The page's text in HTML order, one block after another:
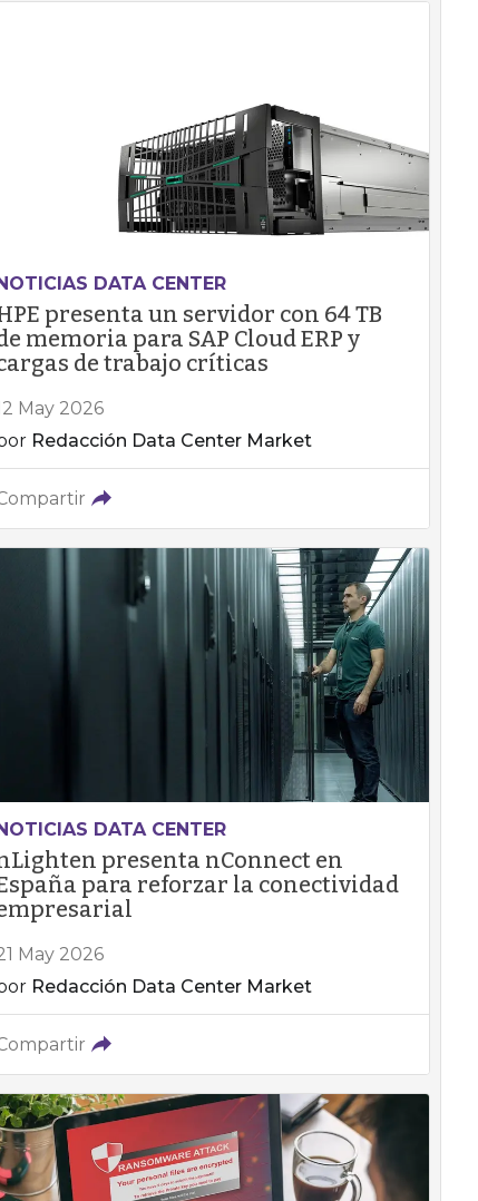
DATA CENTER
presenta un servidor con 64 TB
memoria para SAP Cloud ERP y
de trabajo críticas
May 2026
Redacción Data Center Market
DATA CENTER
presenta nConnect en
para reforzar la conectividad
May 2026
Redacción Data Center Market